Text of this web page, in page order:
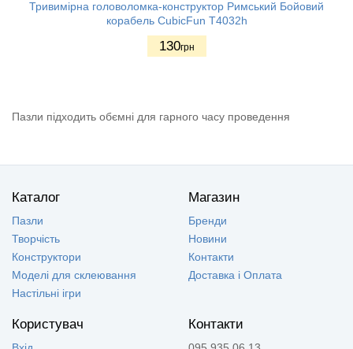
Тривимірна головоломка-конструктор Римський Бойовий
корабель CubicFun T4032h
130грн
Пазли підходить обємні для гарного часу проведення
Каталог
Пазли
Творчість
Конструктори
Моделі для склеювання
Настільні ігри
Магазин
Бренди
Новини
Контакти
Доставка і Оплата
Користувач Контакти